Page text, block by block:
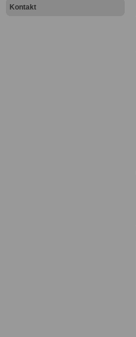
Kontakt